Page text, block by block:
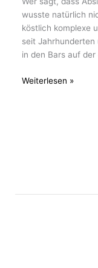
wusste natürlich
köstlich komplexe
seit
in den Bars auf der
Weiterlesen »